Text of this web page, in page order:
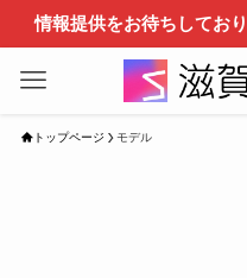
情報提供をお待ちしてお
トップページ モデル